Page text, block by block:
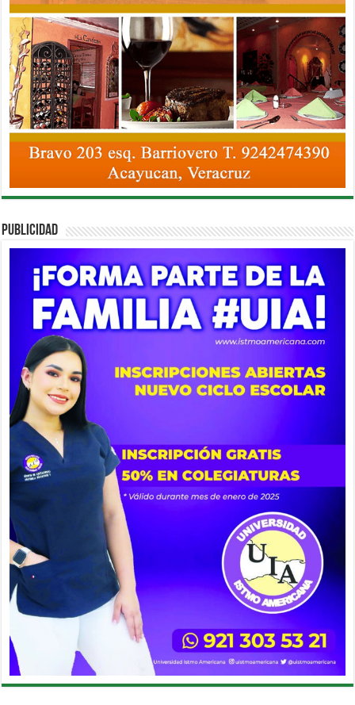
PUBLICIDAD